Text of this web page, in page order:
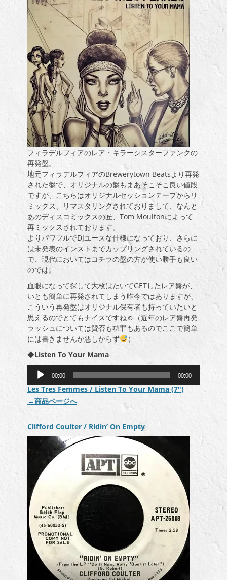
フィラデルフィアのレア・キラーシスターファンクの
再発盤。
地元フィラデルフィアのBrewerytown Beatsより再発
された盤で、オリジナルの盤もまあそこそこ良い値段
ですが、こちらはオリジナルセッションテープからリ
ミックス、リマスタリングされておりまして、なんと
あのディスコミックスの匠、Tom Moultonによって
再ミックスされております。
よりパワフルでDJユースな仕様になっており、さらに
は未発表のインストまでカップリングされているの
で、現代においてはコチラの盤の方が使い勝手も良い
のでは。
血眼になって探して大枚はたいてGETしたレア盤が、
いとも簡単に再発されてしまう昨今ではありますが、
こういう再発盤はオリジナル保有者も持っていたいと
思えるのでとてもナイスですね☺（近年のレア盤再発
ラッシュについては賛否も功罪もあるのでここで簡単
には書きませんが悪しからず
）
◆Listen To Your Mama
プ
レ
ー
ヤ
ー
00:00 00:00
Les Tres Femmes / Listen To Your Mama (7″)
→商品ページへ
Clifford Coulter / Ridin’ On Empty